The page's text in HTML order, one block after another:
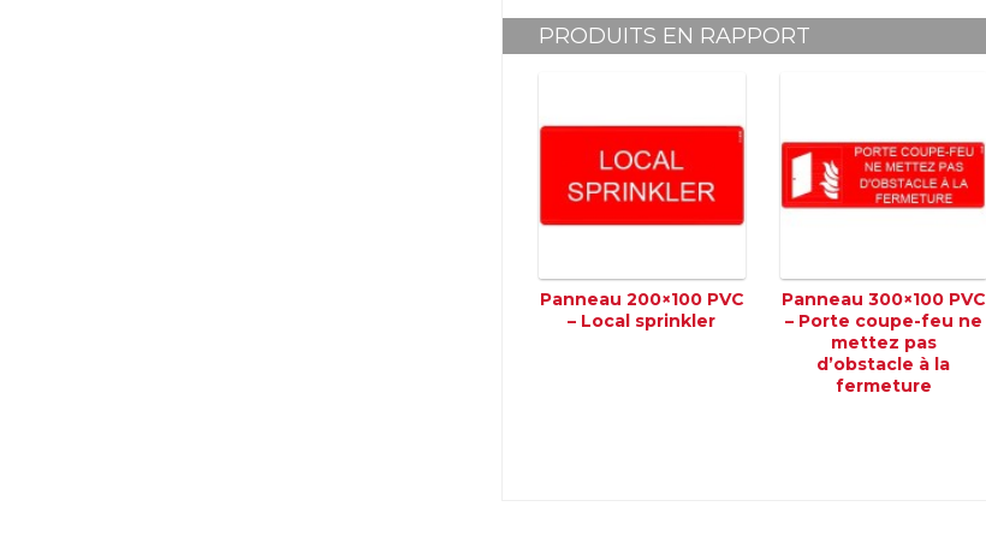
PRODUITS EN RAPPORT
Panneau 200×100 PVC
– Local sprinkler
Panneau 300×100 PVC
– Porte coupe-feu ne
mettez pas
d’obstacle à la
fermeture